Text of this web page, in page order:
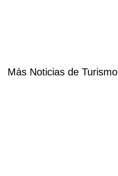
Más Noticias de Turismo